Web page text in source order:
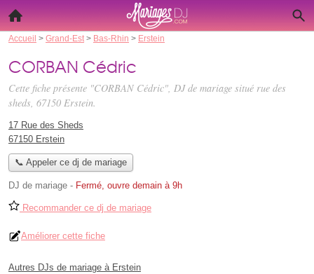
Accueil > Grand-Est > Bas-Rhin > Erstein
CORBAN Cédric
Cette fiche présente "CORBAN Cédric", DJ de mariage situé rue des
sheds, 67150 Erstein.
17 Rue des Sheds
67150 Erstein
📞 Appeler ce dj de mariage
DJ de mariage - Fermé, ouvre demain à 9h
Recommander ce dj de mariage
Améliorer cette fiche
Autres DJs de mariage à Erstein